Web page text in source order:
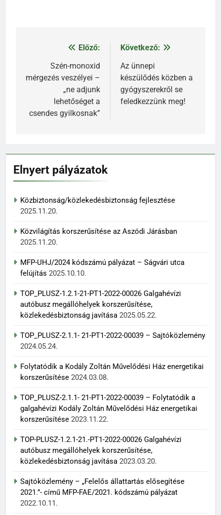
Bejegyzés
navigáció
Előző:
Szén-monoxid
mérgezés veszélyei –
„ne adjunk
lehetőséget a
csendes gyilkosnak”
Következő:
Az ünnepi
készülődés közben a
gyógyszerekről se
feledkezzünk meg!
Elnyert pályázatok
Közbiztonság/közlekedésbiztonság fejlesztése
2025.11.20.
Közvilágítás korszerűsítése az Aszódi Járásban
2025.11.20.
MFP-UHJ/2024 kódszámú pályázat – Ságvári utca
felújítás 2025.10.10.
TOP_PLUSZ-1.2.1-21-PT1-2022-00026 Galgahévízi
autóbusz megállóhelyek korszerűsítése,
közlekedésbiztonság javítása 2025.05.22.
TOP_PLUSZ-2.1.1- 21-PT1-2022-00039 – Sajtóközlemény
2024.05.24.
Folytatódik a Kodály Zoltán Művelődési Ház energetikai
korszerűsítése 2024.03.08.
TOP_PLUSZ-2.1.1- 21-PT1-2022-00039 – Folytatódik a
galgahévízi Kodály Zoltán Művelődési Ház energetikai
korszerűsítése 2023.11.22.
TOP-PLUSZ-1.2.1-21.-PT1-2022-00026 Galgahévízi
autóbusz megállóhelyek korszerűsítése,
közlekedésbiztonság javítása 2023.03.20.
Sajtóközlemény – „Felelős állattartás elősegítése
2021.”- című MFP-FAE/2021. kódszámú pályázat
2022.10.11.